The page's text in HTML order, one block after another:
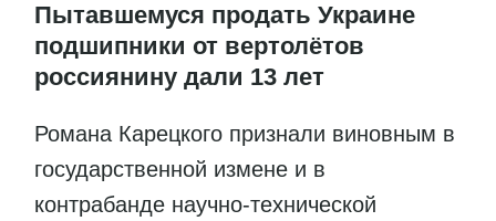
Пытавшемуся продать Украине
подшипники от вертолётов
россиянину дали 13 лет
Романа Карецкого признали виновным в
государственной измене и в
контрабанде научно-технической